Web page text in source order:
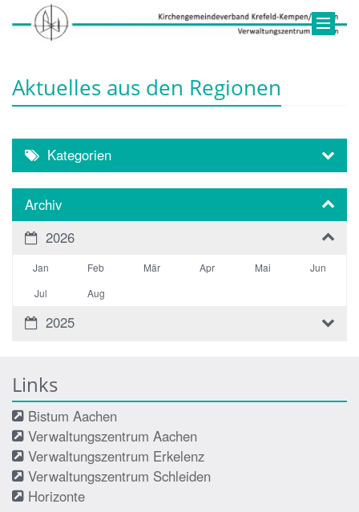
Aktuelles aus den Regionen
Kategorien
Archiv
2026
Jan Feb Mär Apr Mai
Jun
Jul
Aug
2025
Links
Bistum Aachen
Verwaltungszentrum Aachen
Verwaltungszentrum Erkelenz
Verwaltungszentrum Schleiden
Horizonte